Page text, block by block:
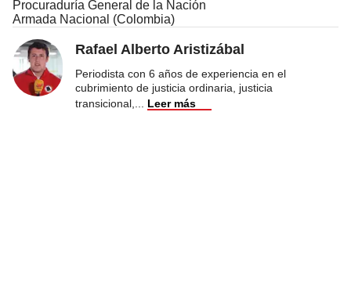
Procuraduría General de la Nación
Armada Nacional (Colombia)
Rafael Alberto Aristizábal
Periodista con 6 años de experiencia en el
cubrimiento de justicia ordinaria, justicia
transicional,
Leer más